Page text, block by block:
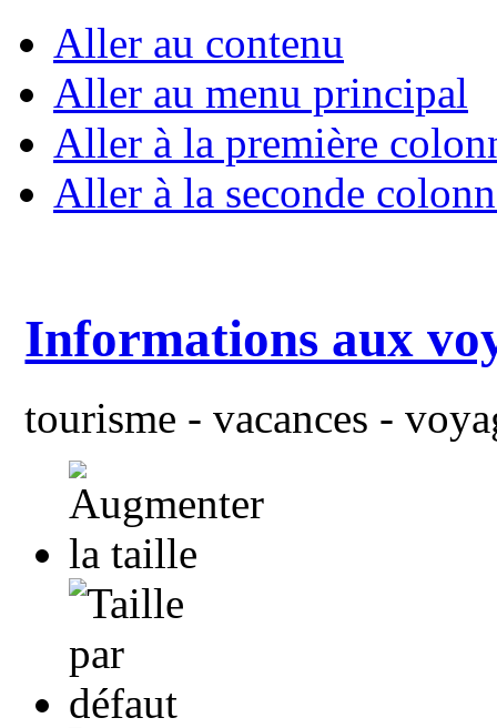
Aller au contenu
Aller au menu principal
Aller à la première
Aller à la seconde
Informations aux
tourisme - vacances -